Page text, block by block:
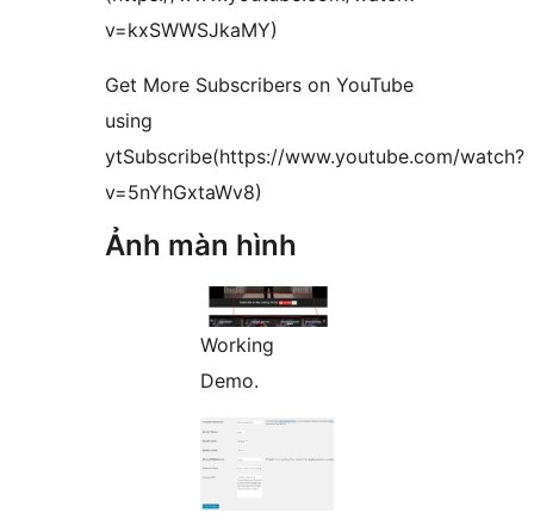
v=kxSWWSJkaMY)
Get More Subscribers on YouTube
using
ytSubscribe(https://www.youtube.com/watch?
v=5nYhGxtaWv8)
Ảnh màn hình
Working
Demo.